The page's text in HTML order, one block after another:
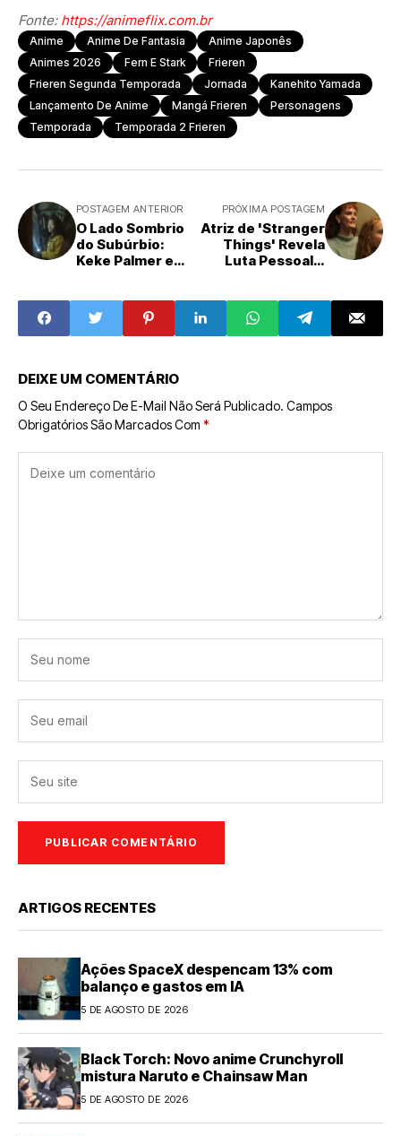
Fonte: https://animeflix.com.br
Anime Anime De Fantasia
Anime Japonês
Animes 2026
Fern E Stark
Frieren
Frieren Segunda Temporada
Jornada
Kanehito Yamada
Lançamento De Anime
Mangá Frieren
Personagens
Temporada
Temporada 2 Frieren
POSTAGEM ANTERIOR
O Lado Sombrio
do Subúrbio:
Keke Palmer e
'Burbs', Uma
Comédia de
Horror no
PRÓXIMA POSTAGEM
Atriz de 'Stranger
Things' Revela
Luta Pessoal e
Temporada Final
DEIXE UM COMENTÁRIO
O Seu Endereço De E-Mail Não Será Publicado. Campos
Obrigatórios São Marcados Com *
ARTIGOS RECENTES
Ações SpaceX despencam 13% com
balanço e gastos em IA
5 DE AGOSTO DE 2026
Black Torch: Novo anime Crunchyroll
mistura Naruto e Chainsaw Man
5 DE AGOSTO DE 2026